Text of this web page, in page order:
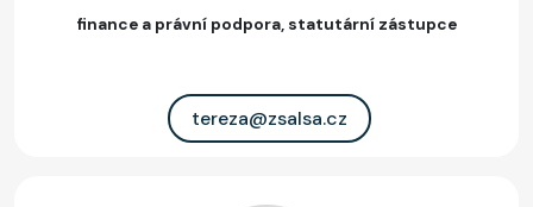
finance a právní podpora, statutární zástupce
tereza@zsalsa.cz